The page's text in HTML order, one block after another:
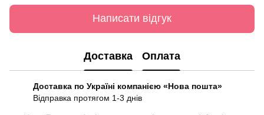
Написати відгук
Доставка Оплата
Доставка по Україні компанією «Нова пошта»
Відправка протягом 1-3 днів